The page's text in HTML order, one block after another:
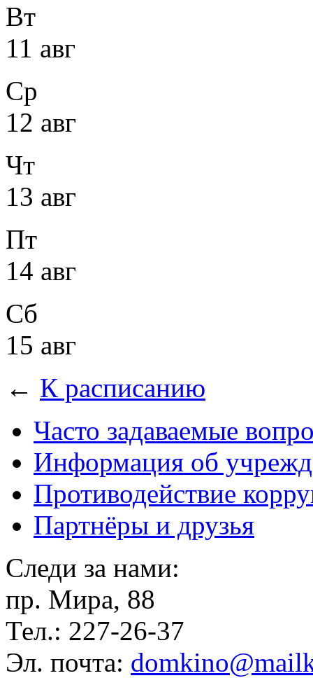
Вт
11 авг
Ср
12 авг
Чт
13 авг
Пт
14 авг
Сб
15 авг
← К расписанию
Часто задаваемые
Информация об
Противодействие
Партнёры и друзья
Следи за нами:
пр. Мира, 88
Тел.: 227-26-37
Эл. почта: